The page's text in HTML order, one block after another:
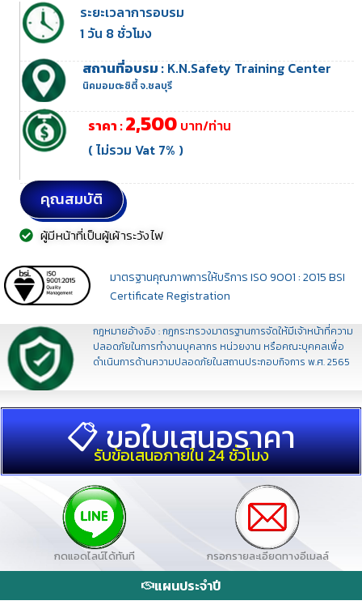
ระยะเวลาการอบรม
1 วัน 8 ชั่วโมง
สถานที่อบรม :K.N.Safety Training Center
นิคมอมตะซิตี้ จ.ชลบุรี
ราคา :2,500 บาท/ท่าน
( ไม่รวม Vat 7% )
คุณสมบัติ
ผู้มีหน้าที่เป็นผู้เผ้าระวังไฟ
มาตรฐานคุณภาพการให้บริการ ISO 9001 : 2015 BSI
Certificate Registration
กฎหมายอ้างอิง : กฎกระทรวงมาตรฐานการจัดให้มีเจ้าหน้าที่ความ
ปลอดภัยในการทำงานบุคลากร หน่วยงาน หรือคณะบุคคลเพื่อ
ดำเนินการด้านความปลอดภัยในสถานประกอบกิจการ พ.ศ. 2565
📋 ขอใบเสนอราคา
รับข้อเสนอภายใน 24 ชั่วโมง
กดแอดไลน์ได้ทันที กรอกรายละเอียดทางอีเมลล์
แผนประจำปี